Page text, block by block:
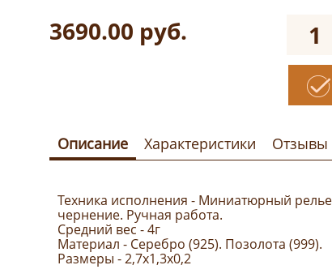
3690.00 руб.
Описание Характеристики Отзывы
Техника исполнения - Миниатюрный
чернение. Ручная работа.
Средний вес - 4г
Материал - Серебро (925). Позолота (999).
Размеры - 2,7х1,3х0,2